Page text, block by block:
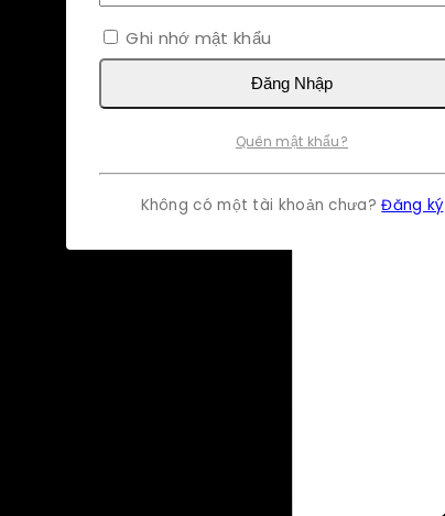
Ghi nhớ mật khẩu
Đăng Nhập
Quên mật khẩu?
Không có một tài khoản chưa?Đăng ký